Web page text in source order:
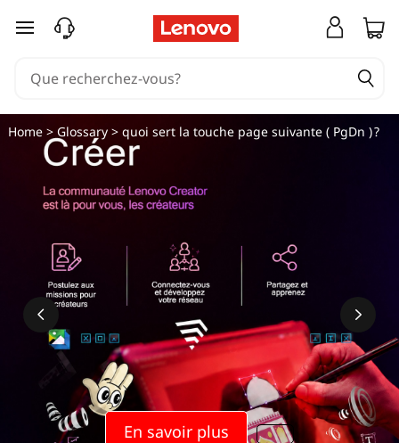
passer au contenu principal
En savoir plus
Home> Glossary> quoi sert la touche page suivante ( PgDn ) ?